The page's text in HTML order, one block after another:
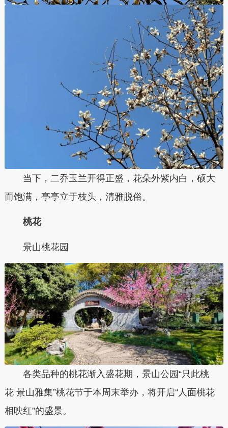
当下，二乔玉兰开得正盛，花朵外紫内白，硕大
而饱满，亭亭立于枝头，清雅脱俗。
桃花
景山桃花园
各类品种的桃花渐入盛花期，景山公园“只此桃
花 景山雅集”桃花节于本周末举办，将开启“人面桃花
相映红”的盛景。